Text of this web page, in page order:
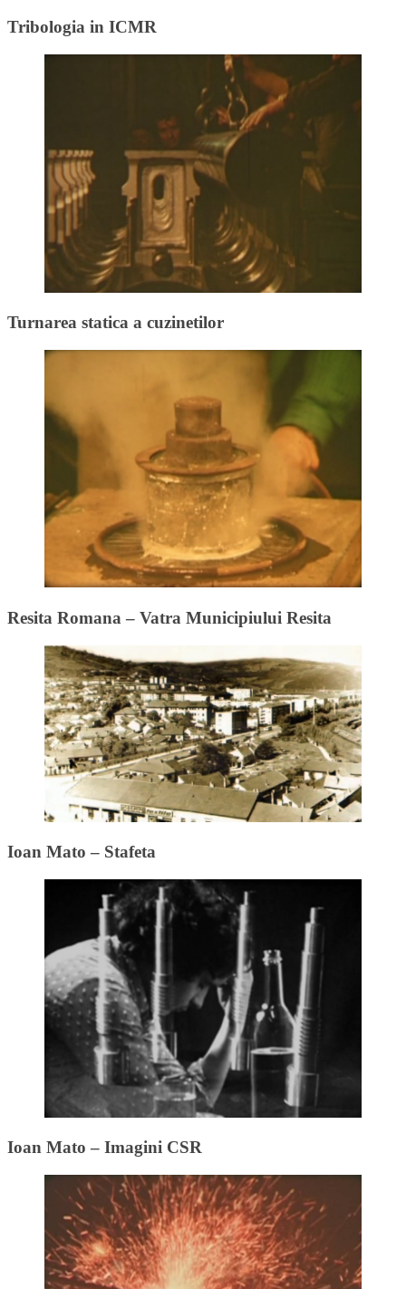
Tribologia in ICMR
Turnarea statica a cuzinetilor
Resita Romana – Vatra Municipiului Resita
Ioan Mato – Stafeta
Ioan Mato – Imagini CSR